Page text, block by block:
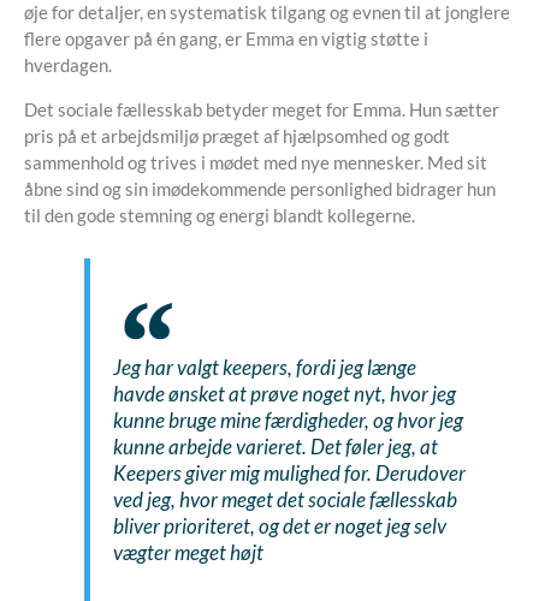
øje for detaljer, en systematisk tilgang og evnen til at jonglere
flere opgaver på én gang, er Emma en vigtig støtte i
hverdagen.
Det sociale fællesskab betyder meget for Emma. Hun sætter
pris på et arbejdsmiljø præget af hjælpsomhed og godt
sammenhold og trives i mødet med nye mennesker. Med sit
åbne sind og sin imødekommende personlighed bidrager hun
til den gode stemning og energi blandt kollegerne.
Jeg har valgt keepers, fordi jeg længe
havde ønsket at prøve noget nyt, hvor jeg
kunne bruge mine færdigheder, og hvor jeg
kunne arbejde varieret. Det føler jeg, at
Keepers giver mig mulighed for. Derudover
ved jeg, hvor meget det sociale fællesskab
bliver prioriteret, og det er noget jeg selv
vægter meget højt